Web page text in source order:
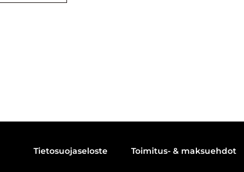
Tietosuojaseloste Toimitus- & maksuehdot